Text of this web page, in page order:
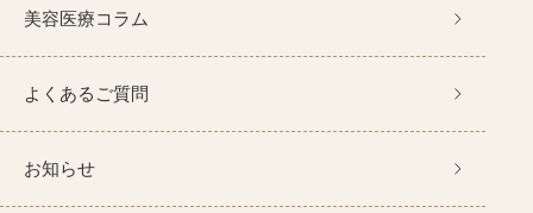
美容医療コラム
よくあるご質問
お知らせ